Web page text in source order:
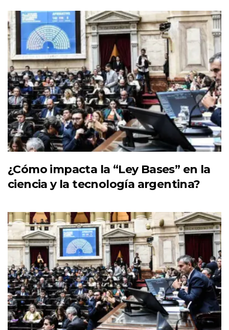
¿Cómo impacta la “Ley Bases” en la
ciencia y la tecnología argentina?